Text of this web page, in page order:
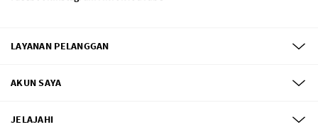
LAYANAN PELANGGAN
AKUN SAYA
JELAJAHI